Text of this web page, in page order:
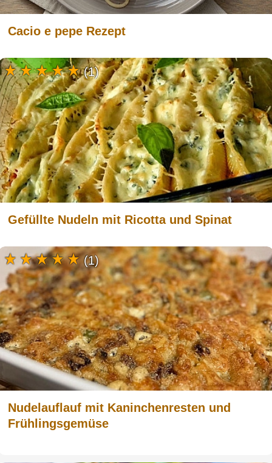
Cacio e pepe Rezept
Gefüllte Nudeln mit Ricotta und Spinat
(1)
Nudelauflauf mit Kaninchenresten und
Frühlingsgemüse
(1)